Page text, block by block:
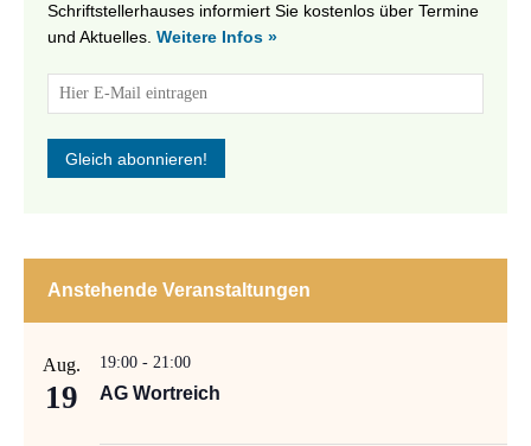
Schriftstellerhauses informiert Sie kostenlos über Termine
und Aktuelles. Weitere Infos »
Anstehende Veranstaltungen
Aug.
19
19:00 - 21:00
AG Wortreich